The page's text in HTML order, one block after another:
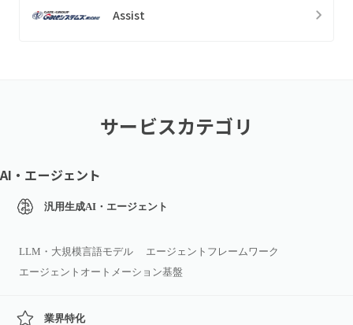
Assist
サービスカテゴリ
AI・エージェント
汎用生成AI・エージェント
LLM・大規模言語モデル
エージェントフレームワーク
エージェントオートメーション基盤
業界特化